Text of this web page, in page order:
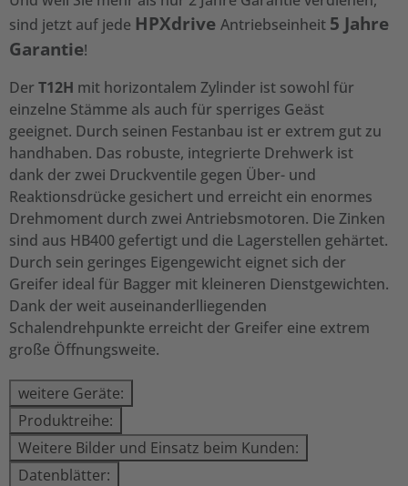
sind jetzt auf jede HPXdrive Antriebseinheit 5 Jahre
Garantie!
DerT12H mit horizontalem Zylinder ist sowohl für
einzelne Stämme als auch für sperriges Geäst
geeignet. Durch seinen Festanbau ist er extrem gut zu
handhaben. Das robuste, integrierte Drehwerk ist
dank der zwei Druckventile gegen Über- und
Reaktionsdrücke gesichert und erreicht ein enormes
Drehmoment durch zwei Antriebsmotoren. Die Zinken
sind aus HB400 gefertigt und die Lagerstellen gehärtet.
Durch sein geringes Eigengewicht eignet sich der
Greifer ideal für Bagger mit kleineren Dienstgewichten.
Dank der weit auseinanderlliegenden
Schalendrehpunkte erreicht der Greifer eine extrem
große Öffnungsweite.
weitere Geräte:
Produktreihe:
Weitere Bilder und Einsatz beim Kunden:
Datenblätter: